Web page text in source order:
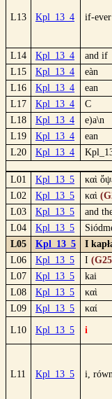
L13 Kpl_13_4 if-ever
L14 Kpl_13_4 and if
L15
Kpl_13_4 eàn
L16
Kpl_13_4 ean
L17
Kpl_13_4 C
L18
Kpl_13_4 e)a\n
L19
Kpl_13_4 ean
L20
Kpl_13_4
L01 Kpl_13_5
καὶ
L02
Kpl_13_5 καὶ
L03
Kpl_13_5
and
L04
Kpl_13_5
L05
Kpl_13_5
I
L06
Kpl_13_5 I
L07
Kpl_13_5 kai
L08
Kpl_13_5 καὶ
L09
Kpl_13_5 καί
L10 Kpl_13_5 i
L11 Kpl_13_5 i,